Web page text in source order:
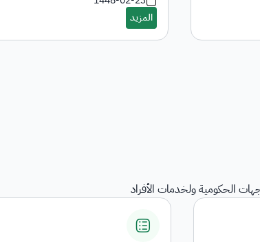
الحكومية ولخدمات الأفراد